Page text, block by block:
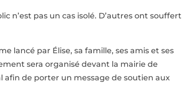
n’est pas un cas isolé. D’autres ont souffert
lancé par Élise, sa famille, ses amis et ses
sera organisé devant la mairie de
afin de porter un message de soutien aux